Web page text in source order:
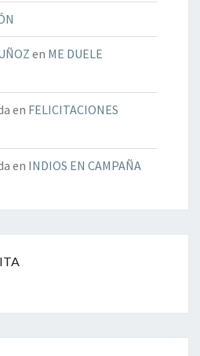
en ME DUELE
en FELICITACIONES
en INDIOS EN CAMPAÑA